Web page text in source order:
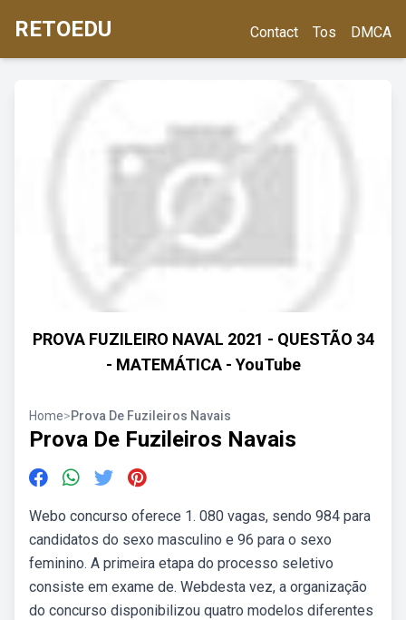
RETOEDU Contact Tos DMCA
PROVA FUZILEIRO NAVAL 2021 - QUESTÃO 34
- MATEMÁTICA - YouTube
Home>Prova De Fuzileiros Navais
Prova De Fuzileiros Navais
Webo concurso oferece 1. 080 vagas, sendo 984 para
candidatos do sexo masculino e 96 para o sexo
feminino. A primeira etapa do processo seletivo
consiste em exame de. Webdesta vez, a organização
do concurso disponibilizou quatro modelos diferentes